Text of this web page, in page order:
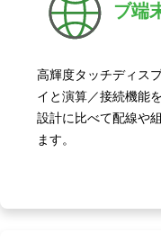
ブ端
高輝度タッチディス
イと演算／接続機能
設計に比べて配線や
ます。